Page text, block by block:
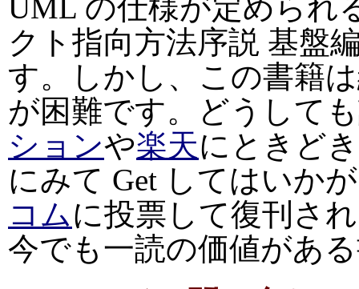
UML の仕様が定められ
クト指向方法序説 基盤
す。しかし、この書籍
が困難です。どうして
ションや楽天にときど
にみて Get してはいか
コムに投票して復刊さ
今でも一読の価値があ